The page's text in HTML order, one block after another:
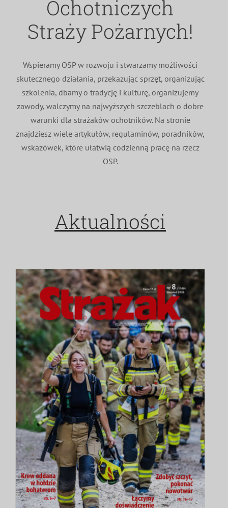
MDP i DDP
PNWM
Floriany
Projekty
Poradnik
100-lecie
Ochotniczych
Straży Pożarnych!
Wspieramy OSP w rozwoju i stwarzamy możliwości
skutecznego działania, przekazując sprzęt, organizując
szkolenia, dbamy o tradycję i kulturę, organizujemy
zawody, walczymy na najwyższych szczeblach o dobre
warunki dla strażaków ochotników. Na stronie
znajdziesz wiele artykułów, regulaminów, poradników,
wskazówek, które ułatwią codzienną pracę na rzecz
OSP.
Aktualności